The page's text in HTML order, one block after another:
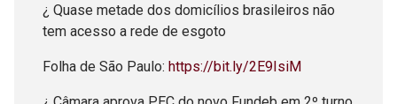
¿ Quase metade dos domicílios brasileiros não
tem acesso a rede de esgoto
Folha de São Paulo: https://bit.ly/2E9IsiM